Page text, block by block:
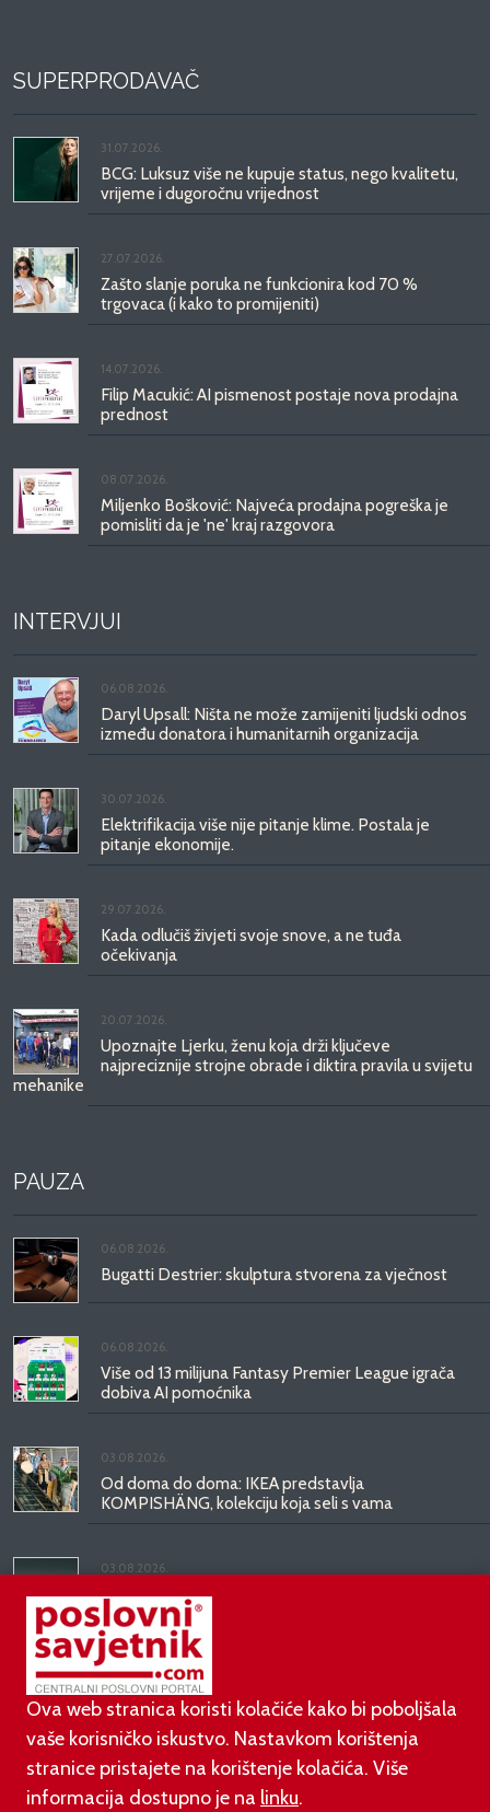
SUPERPRODAVAČ
31.07.2026.
BCG: Luksuz više ne kupuje status, nego kvalitetu,
vrijeme i dugoročnu vrijednost
27.07.2026.
Zašto slanje poruka ne funkcionira kod 70 %
trgovaca (i kako to promijeniti)
14.07.2026.
Filip Macukić: AI pismenost postaje nova prodajna
prednost
08.07.2026.
Miljenko Bošković: Najveća prodajna pogreška je
pomisliti da je 'ne' kraj razgovora
INTERVJUI
06.08.2026.
Daryl Upsall: Ništa ne može zamijeniti ljudski odnos
između donatora i humanitarnih organizacija
30.07.2026.
Elektrifikacija više nije pitanje klime. Postala je
pitanje ekonomije.
29.07.2026.
Kada odlučiš živjeti svoje snove, a ne tuđa
očekivanja
20.07.2026.
Upoznajte Ljerku, ženu koja drži ključeve
najpreciznije strojne obrade i diktira pravila u svijetu
mehanike
PAUZA
06.08.2026.
Bugatti Destrier: skulptura stvorena za vječnost
06.08.2026.
Više od 13 milijuna Fantasy Premier League igrača
dobiva AI pomoćnika
03.08.2026.
Od doma do doma: IKEA predstavlja
KOMPISHÄNG, kolekciju koja seli s vama
03.08.2026.
Kineski BYD predstavio luksuznu limuzinu veću od
Mercedesove S-klase, obećava domet do 1.000
kilometara
Ova web stranica koristi kolačiće kako bi poboljšala
vaše korisničko iskustvo. Nastavkom korištenja
stranice pristajete na korištenje kolačića. Više
informacija dostupno je na linku.